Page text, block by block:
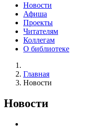
Новости
Афиша
Проекты
Читателям
Коллегам
О библиотеке
Главная
Новости
Новости